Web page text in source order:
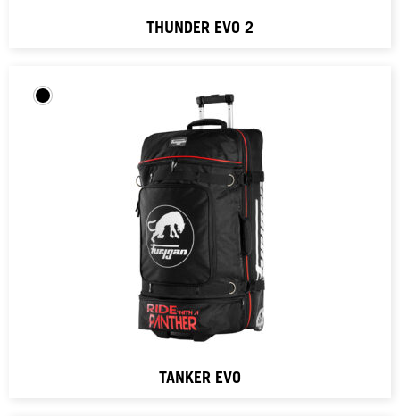
THUNDER EVO 2
TANKER EVO